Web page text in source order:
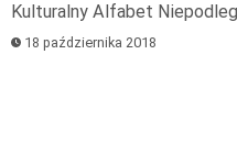
Kulturalny Alfabet
18 października 2018